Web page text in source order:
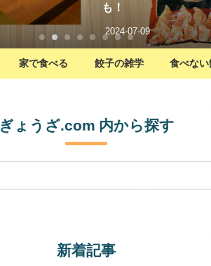
も！
2024-07-09
家で食べる 餃子の雑学 食べない
ぎょうざ.com 内から探す
新着記事